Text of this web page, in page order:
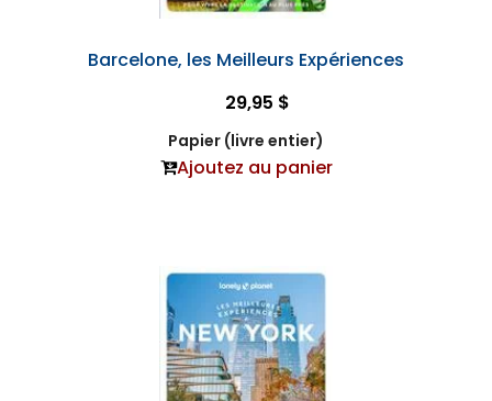
Barcelone, les Meilleurs Expériences
29,95 $
Papier (livre entier)
Ajoutez au panier